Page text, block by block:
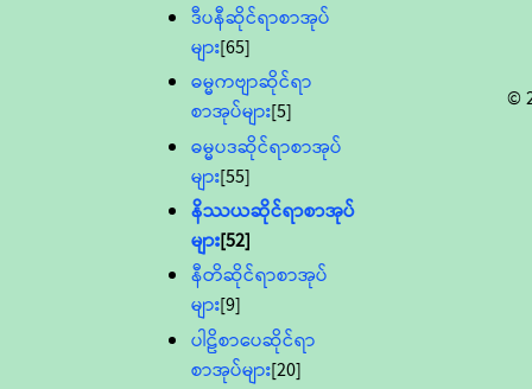
ဒီပနီဆိုင်ရာစာအုပ်
များ[65]
ဓမ္မကဗျာဆိုင်ရာ
စာအုပ်များ[5]
ဓမ္မပဒဆိုင်ရာစာအုပ်
များ[55]
နိဿယဆိုင်ရာစာအုပ်
များ[52]
နီတိဆိုင်ရာစာအုပ်
များ[9]
ပါဠိစာပေဆိုင်ရာ
စာအုပ်များ[20]
©